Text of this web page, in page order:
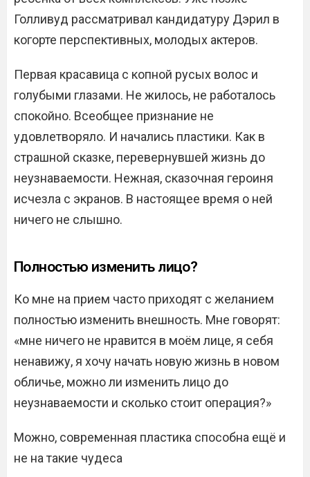
Голливуд рассматривал кандидатуру Дэрил в
когорте перспективных, молодых актеров.
Первая красавица с копной русых волос и
голубыми глазами. Не жилось, не работалось
спокойно. Всеобщее признание не
удовлетворяло. И начались пластики. Как в
страшной сказке, перевернувшей жизнь до
неузнаваемости. Нежная, сказочная героиня
исчезла с экранов. В настоящее время о ней
ничего не слышно.
Полностью изменить лицо?
Ко мне на прием часто приходят с желанием
полностью изменить внешность. Мне говорят:
«мне ничего не нравится в моём лице, я себя
ненавижу, я хочу начать новую жизнь в новом
обличье, можно ли изменить лицо до
неузнаваемости и сколько стоит операция?»
Можно, современная пластика способна ещё и
не на такие чудеса